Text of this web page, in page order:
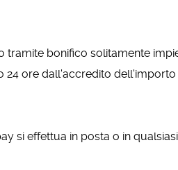
tramite bonifico solitamente
24 ore dall'accredito
si effettua in posta o in